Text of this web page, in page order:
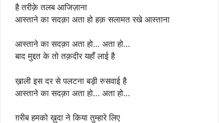
है तरीक़े तलब आजिज़ाना
आस्ताने का सदक़ा अता हो हक़ सलामत रखे आस्ताना
आस्ताने का सदक़ा अता हो… अता हो…
बाद मुद्दत के तो तक़दीर यहाँ लाई है
ख़ाली इस दर से पलटना बड़ी रुसवाई है
आस्ताने का सदक़ा अता हो… अता हो…
ग़रीब हमको ख़ुदा ने किया तुम्हारे लिए